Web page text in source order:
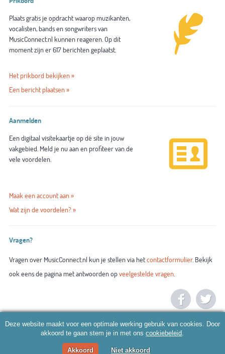
Plaats gratis je opdracht waarop muzikanten,
vocalisten, bands en songwriters van
MusicConnect.nl kunnen reageren. Op dit
moment zijn er 617 berichten geplaatst.
Het prikbord bekijken »
Een bericht plaatsen »
Aanmelden
Een digitaal visitekaartje op dé site in jouw
vakgebied. Meld je nu aan en profiteer van de
vele voordelen.
Maak een account aan »
Wat zijn de voordelen? »
Vragen?
Vragen over MusicConnect.nl kun je stellen via hetcontactformulier. Bekijk
ook eens de pagina met antwoorden opveelgestelde vragen.
Deze website maakt voor een optimale werking gebruik van cookies. Door
akkoord te gaan stem je in met onscookiebeleid.
Akkoord Niet akkoord